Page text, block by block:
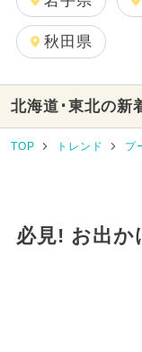
秋田県
北海道･東北の新
TOP トレンド プ
必見! お出か